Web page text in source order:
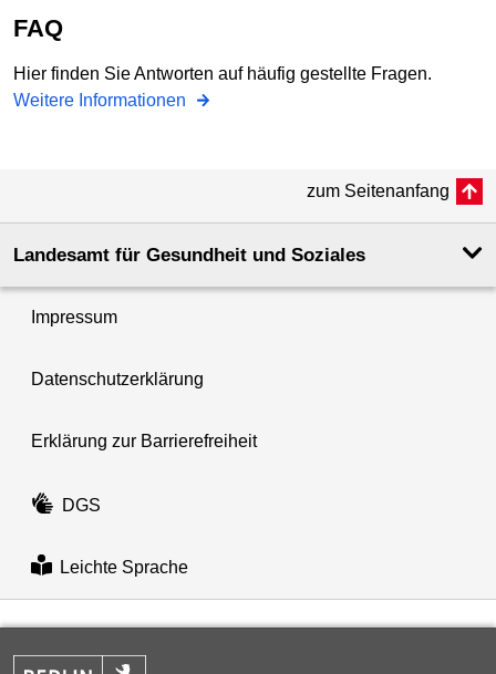
FAQ
Hier finden Sie Antworten auf häufig gestellte Fragen.
Weitere Informationen
zum Seitenanfang
Landesamt für Gesundheit und Soziales
Impressum
Datenschutzerklärung
Erklärung zur Barrierefreiheit
DGS
Leichte Sprache